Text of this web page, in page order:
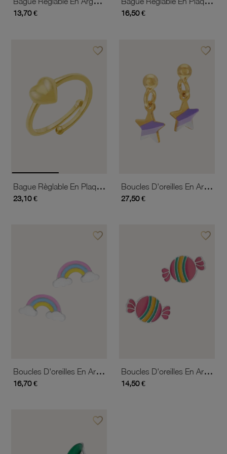
13,70 € 16,50 €
favorite_borderAjouter à vos favoris
Bague Règlable En Plaqué Or, Coeur
23,10 €
favorite_borderAjouter
Boucles D'oreilles En Argent Doré Et Laque, Étoile
27,50 €
favorite_borderAjouter à vos favoris
Boucles D'oreilles En Argent Rhodié Et Laque, Arc En Ciel
16,70 €
favorite_borderAjouter
Boucles D'oreilles En Argent Rhodié Et Laque, Bonbon
14,50 €
favorite_borderAjouter à vos favoris